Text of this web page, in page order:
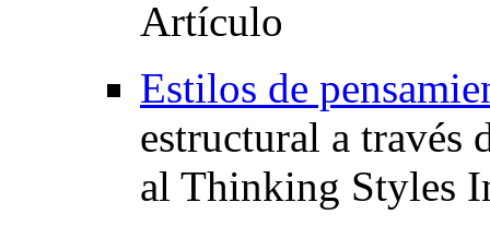
Estilos de
estructural a través
al Thinking Styles